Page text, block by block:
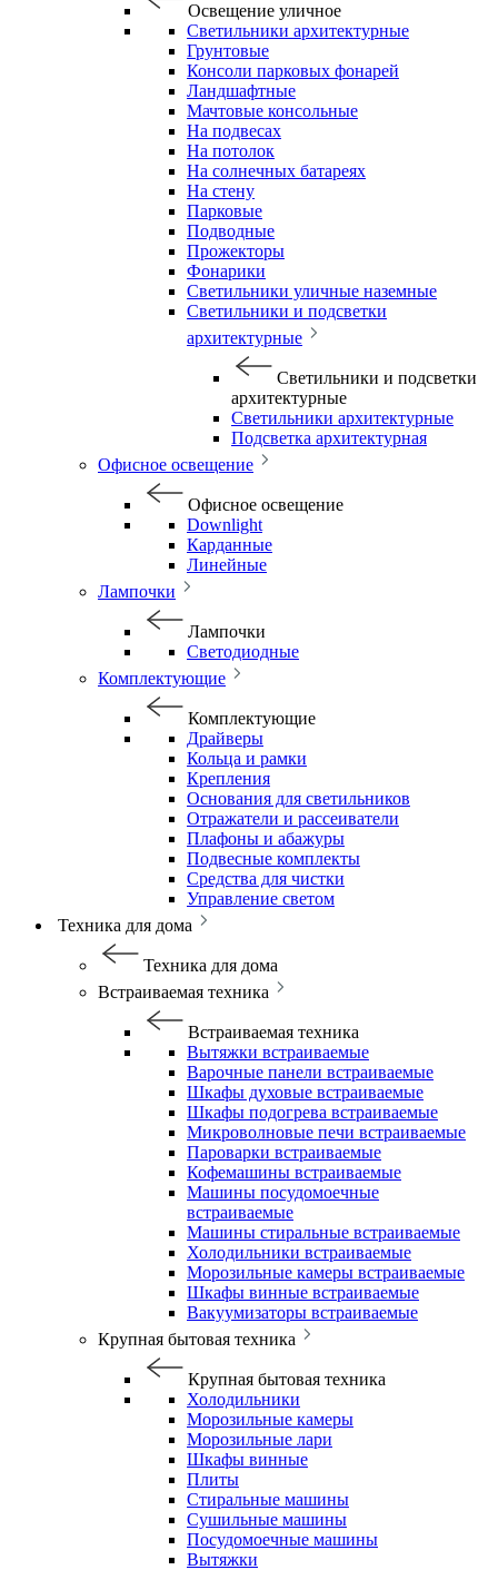
Освещение уличное
Светильники архитектурные
Грунтовые
Консоли парковых фонарей
Ландшафтные
Мачтовые консольные
На подвесах
На потолок
На солнечных батареях
На стену
Парковые
Подводные
Прожекторы
Фонарики
Светильники уличные наземные
Светильники и подсветки
архитектурные
Светильники и подсветки
архитектурные
Светильники архитектурные
Подсветка архитектурная
Офисное освещение
Офисное освещение
Downlight
Карданные
Линейные
Лампочки
Лампочки
Светодиодные
Комплектующие
Комплектующие
Драйверы
Кольца и рамки
Крепления
Основания для светильников
Отражатели и рассеиватели
Плафоны и абажуры
Подвесные комплекты
Средства для чистки
Управление светом
Техника для дома
Техника для дома
Встраиваемая техника
Встраиваемая техника
Вытяжки встраиваемые
Варочные панели встраиваемые
Шкафы духовые встраиваемые
Шкафы подогрева встраиваемые
Микроволновые печи встраиваемые
Пароварки встраиваемые
Кофемашины встраиваемые
Машины посудомоечные
встраиваемые
Машины стиральные встраиваемые
Холодильники встраиваемые
Морозильные камеры встраиваемые
Шкафы винные встраиваемые
Вакуумизаторы встраиваемые
Крупная бытовая техника
Крупная бытовая техника
Холодильники
Морозильные камеры
Морозильные лари
Шкафы винные
Плиты
Стиральные машины
Сушильные машины
Посудомоечные машины
Вытяжки